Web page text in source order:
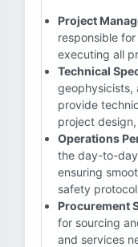
Project
responsible
executing all
Technical
geophysicists,
provide
project
Operations
the day-to-
ensuring
safety
Procurement
for sourcing
and services